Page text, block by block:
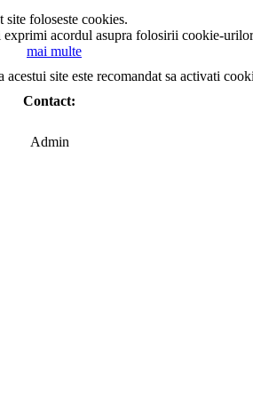
site foloseste cookies.
acordul asupra folosirii cookie-
mai multe
site este recomandat sa activati
Contact:
Admin